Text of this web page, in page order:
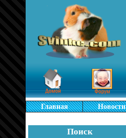
Главная Новости
Поиск